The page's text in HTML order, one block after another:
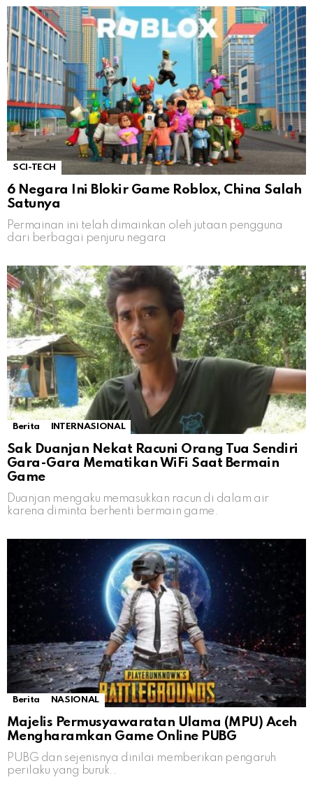
SCI-TECH
6 Negara Ini Blokir Game Roblox, China Salah
Satunya
Permainan ini telah dimainkan oleh jutaan pengguna
dari berbagai penjuru negara
Berita INTERNASIONAL
Sak Duanjan Nekat Racuni Orang Tua Sendiri
Gara-Gara Mematikan WiFi Saat Bermain
Game
Duanjan mengaku memasukkan racun di dalam air
karena diminta berhenti bermain game.
Berita NASIONAL
Majelis Permusyawaratan Ulama (MPU) Aceh
Mengharamkan Game Online PUBG
PUBG dan sejenisnya dinilai memberikan pengaruh
perilaku yang buruk..